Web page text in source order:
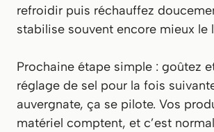
refroidir puis réchauffez
stabilise souvent encore mieux le
Prochaine étape simple : goûtez
réglage de sel pour la fois
auvergnate, ça se pilote. Vos
matériel comptent, et c’est